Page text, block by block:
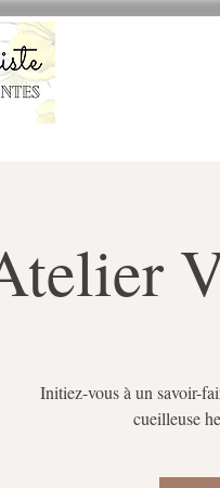
Initiez-vous à un savoir-
cueilleuse